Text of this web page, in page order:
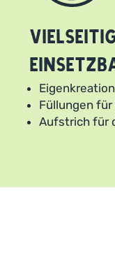
Füllungen
Aufstrich für